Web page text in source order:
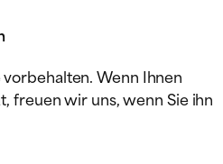
Wenn Ihnen
freuen wir uns, wenn Sie ihn